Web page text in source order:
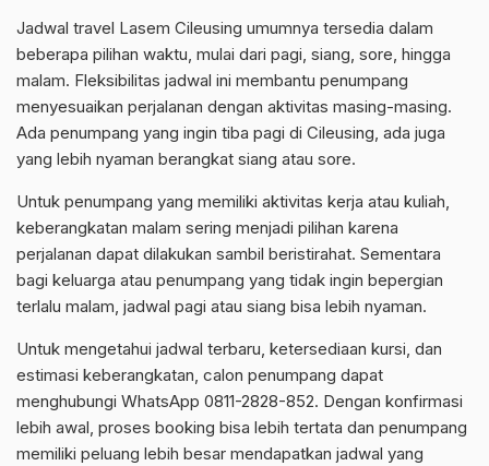
Jadwal travel Lasem Cileusing umumnya tersedia dalam
beberapa pilihan waktu, mulai dari pagi, siang, sore, hingga
malam. Fleksibilitas jadwal ini membantu penumpang
menyesuaikan perjalanan dengan aktivitas masing-masing.
Ada penumpang yang ingin tiba pagi di Cileusing, ada juga
yang lebih nyaman berangkat siang atau sore.
Untuk penumpang yang memiliki aktivitas kerja atau kuliah,
keberangkatan malam sering menjadi pilihan karena
perjalanan dapat dilakukan sambil beristirahat. Sementara
bagi keluarga atau penumpang yang tidak ingin bepergian
terlalu malam, jadwal pagi atau siang bisa lebih nyaman.
Untuk mengetahui jadwal terbaru, ketersediaan kursi, dan
estimasi keberangkatan, calon penumpang dapat
menghubungi WhatsApp 0811-2828-852. Dengan konfirmasi
lebih awal, proses booking bisa lebih tertata dan penumpang
memiliki peluang lebih besar mendapatkan jadwal yang